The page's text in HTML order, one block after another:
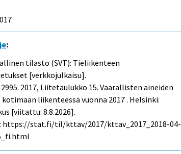
:
tilasto (SVT): Tieliikenteen
[verkkojulkaisu].
2995. 2017, Liitetaulukko 15. Vaarallisten aineiden
liikenteessä vuonna 2017 . Helsinki:
[viitattu: 8.8.2026].
https://stat.fi/til/kttav/2017/kttav_2017_2018-04-